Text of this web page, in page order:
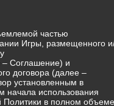
частью
Игры, размещенного
– Соглашение) и
договора (далее –
установленным в
начала использования
в полном объеме.